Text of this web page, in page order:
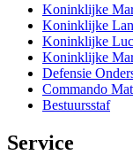
Koninklijke
Koninklijke
Koninklijke
Koninklijke
Defensie
Commando
Bestuursstaf
Service